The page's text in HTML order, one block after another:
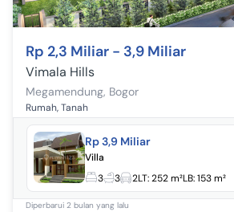
Rp 2,3 Miliar - 3,9 Miliar
Vimala Hills
Megamendung, Bogor
Rumah, Tanah
Rp 3,9 Miliar
Villa
3
3 2LT:252 m²LB:153 m²
Diperbarui 2 bulan yang lalu